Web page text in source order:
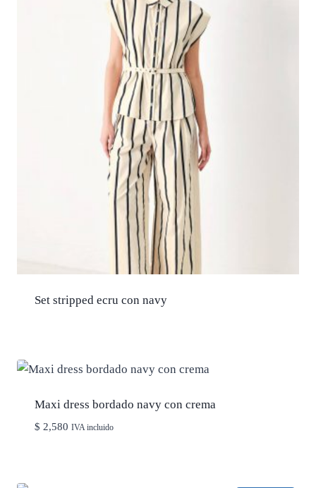
Set stripped ecru con navy
Maxi dress bordado navy con crema
$ 2,580 IVA incluido